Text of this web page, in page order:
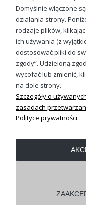
chłopców –
W dzialemodne
kreacje, które
Nasza kolekcja
wyselekcjonowana,
także wyjątkowy
dla dziewczynek,
jakością wykonania.
Fajne bluzy
codzienności!
fajne
odzwierciedlają
kolorowe nadruki i
Fajne bluzy
Domyślnie włączone
działania strony.
rodzaje plików,
ich używania (z
dostosować pliki do
zgody”. Udzieloną
wycofać lub zmienić,
na dole strony.
Szczegóły o
zasadach
Polityce prywatności.